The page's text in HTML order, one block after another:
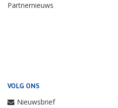
Partnernieuws
VOLG ONS
Nieuwsbrief